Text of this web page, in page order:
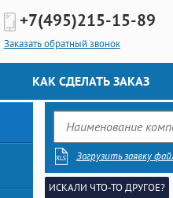
+7(495)215-15-89
Заказать обратный звонок
КАК СДЕЛАТЬ ЗАКАЗ
Загрузить заявку
ИСКАЛИ ЧТО-ТО ДРУГОЕ?